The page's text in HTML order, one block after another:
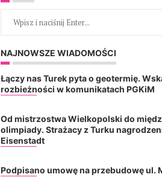
NAJNOWSZE WIADOMOŚCI
Łączy nas Turek pyta o geotermię.
rozbieżności w komunikatach PGKiM
Od mistrzostwa Wielkopolski do
olimpiady. Strażacy z Turku
Eisenstadt
Podpisano umowę na przebudowę ul.